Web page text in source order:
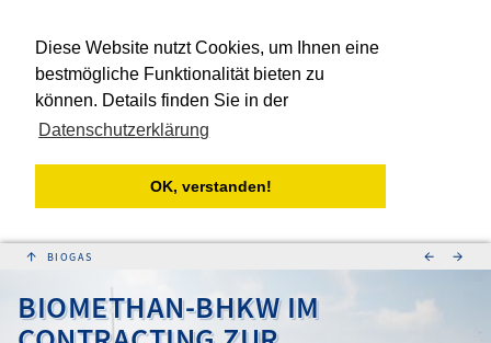
Diese Website nutzt Cookies, um Ihnen eine
bestmögliche Funktionalität bieten zu
können. Details finden Sie in der
Datenschutzerklärung
OK, verstanden!
↑ ← →
BIOMETHAN-BHKW IM